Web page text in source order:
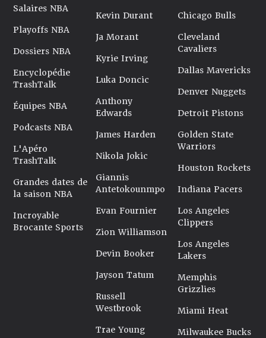
Salaires NBA
Playoffs NBA
Dossiers NBA
Encyclopédie
TrashTalk
Équipes NBA
Podcasts NBA
L'Apéro
TrashTalk
Grandes dates de
la saison NBA
Incroyable
Brocante Sports
Kevin Durant
Ja Morant
Kyrie Irving
Luka Doncic
Anthony
Edwards
James Harden
Nikola Jokic
Giannis
Antetokounmpo
Evan Fournier
Zion Williamson
Devin Booker
Jayson Tatum
Russell
Westbrook
Trae Young
Chicago Bulls
Cleveland
Cavaliers
Dallas Mavericks
Denver Nuggets
Detroit Pistons
Golden State
Warriors
Houston Rockets
Indiana Pacers
Los Angeles
Clippers
Los Angeles
Lakers
Memphis
Grizzlies
Miami Heat
Milwaukee Bucks